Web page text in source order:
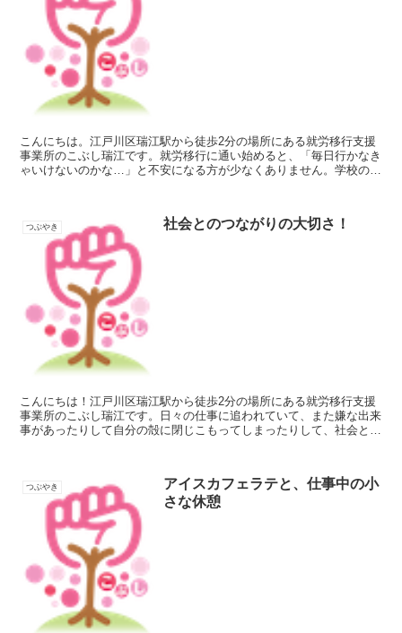
こんにちは。江戸川区瑞江駅から徒歩2分の場所にある就労移行支援
事業所のこぶし瑞江です。就労移行に通い始めると、「毎日行かなき
ゃいけないのかな…」と不安になる方が少なくありません。学校のよ
つぶやき 社会とのつながりの大切さ！
こんにちは！江戸川区瑞江駅から徒歩2分の場所にある就労移行支援
事業所のこぶし瑞江です。日々の仕事に追われていて、また嫌な出来
事があったりして自分の殻に閉じこもってしまったりして、社会との
つぶやき
アイスカフェラテと、仕事中の小
さな休憩